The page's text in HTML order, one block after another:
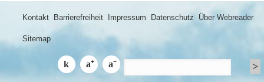
Kontakt Barrierefreiheit Impressum Datenschutz Über Webreader
Sitemap